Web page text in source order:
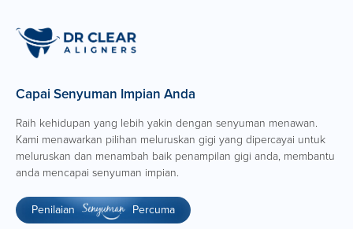
Capai Senyuman Impian Anda
Raih kehidupan yang lebih yakin dengan senyuman menawan.
Kami menawarkan pilihan meluruskan gigi yang dipercayai untuk
meluruskan dan menambah baik penampilan gigi anda, membantu
anda mencapai senyuman impian.
Penilaian Percuma